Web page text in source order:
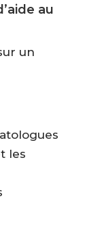
au
un
les